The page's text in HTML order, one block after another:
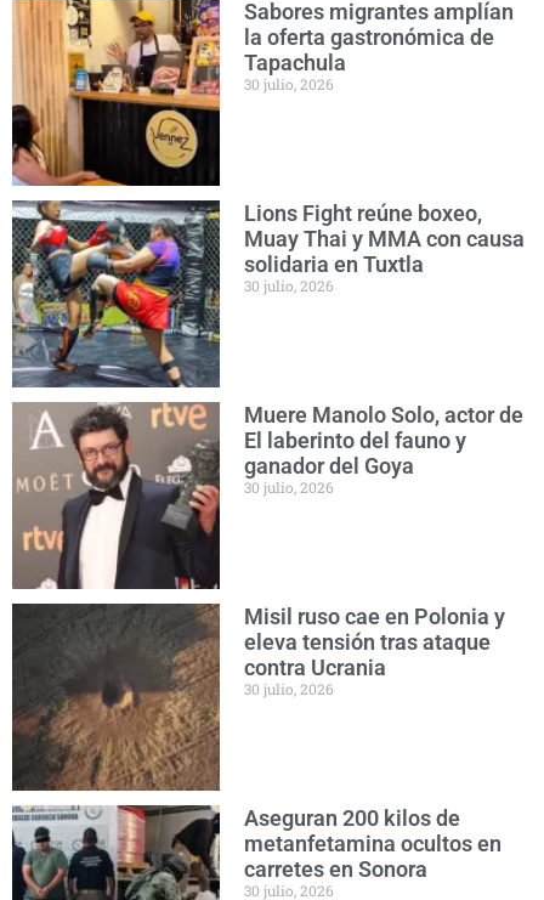
Sabores migrantes amplían
la oferta gastronómica de
Tapachula
30 julio, 2026
Lions Fight reúne boxeo,
Muay Thai y MMA con causa
solidaria en Tuxtla
30 julio, 2026
Muere Manolo Solo, actor de
El laberinto del fauno y
ganador del Goya
30 julio, 2026
Misil ruso cae en Polonia y
eleva tensión tras ataque
contra Ucrania
30 julio, 2026
Aseguran 200 kilos de
metanfetamina ocultos en
carretes en Sonora
30 julio, 2026